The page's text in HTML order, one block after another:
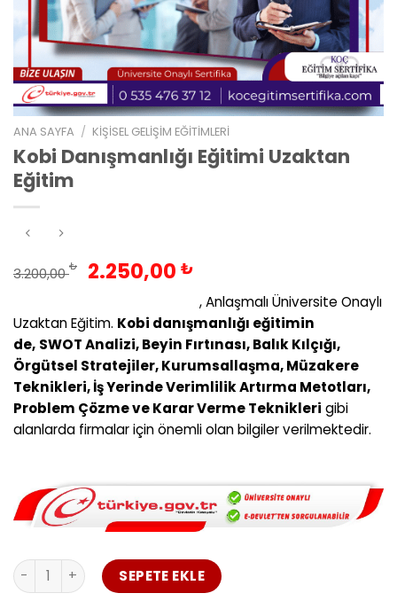
ANA SAYFA / KIŞISEL GELIŞIM EĞITIMLERI
Kobi Danışmanlığı Eğitimi Uzaktan
Eğitim
3.200,00₺ Orijinal
3.200,00 ₺.
2.250,00 ₺Şu
andaki
fiyat:
2.250,00 ₺.
, Anlaşmalı Üniversite Onaylı
Uzaktan Eğitim. Kobi danışmanlığı eğitimin
de, SWOT Analizi, Beyin Fırtınası, Balık Kılçığı,
Örgütsel Stratejiler, Kurumsallaşma, Müzakere
Teknikleri, İş Yerinde Verimlilik Artırma Metotları,
Problem Çözme ve Karar Verme Teknikleri gibi
alanlarda firmalar için önemli olan bilgiler verilmektedir.
Kobi Danışmanlığı Eğitimi Uzaktan Eğitim adet
SEPETE EKLE